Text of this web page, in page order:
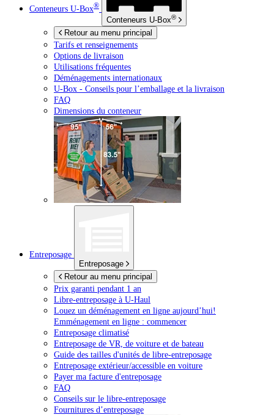
Conteneurs U-Box®
Conteneurs U-Box®
Retour au menu principal
Tarifs et renseignements
Options de livraison
Utilisations fréquentes
Déménagements internationaux
U-Box - Conseils pour l’emballage et la livraison
FAQ
Dimensions du conteneur
Entreposage
Entreposage
Retour au menu principal
Prix garanti pendant 1 an
Libre-entreposage à U-Haul
Louez un déménagement en ligne aujourd’hui!
Emménagement en ligne : commencer
Entreposage climatisé
Entreposage de VR, de voiture et de bateau
Guide des tailles d'unités de libre-entreposage
Entreposage extérieur/accessible en voiture
Payer ma facture d'entreposage
FAQ
Conseils sur le libre-entreposage
Fournitures d’entreposage